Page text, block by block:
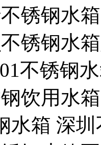
锈钢水
锈钢水
不锈钢
饮用水
水箱 深